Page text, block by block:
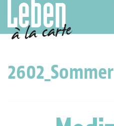
2602_Sommer